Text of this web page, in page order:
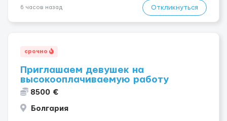
6 часов назад Откликнуться
срочно
Приглашаем девушек на
высокооплачиваемую работу
8500 €
Болгария